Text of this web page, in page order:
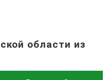
области из